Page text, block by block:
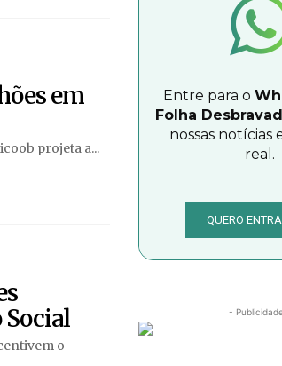
em
projeta a...
Social
o
Entre para o
Folha
nossas notícias
real.
QUERO
-